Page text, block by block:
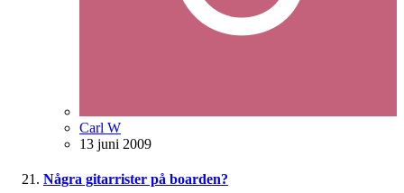
Carl W
13 juni 2009
Några gitarrister på boarden?